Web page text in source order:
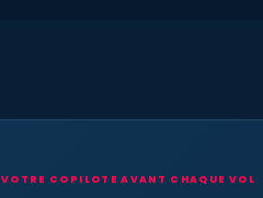
VOTRE COPILOTE AVANT CHAQUE VOL